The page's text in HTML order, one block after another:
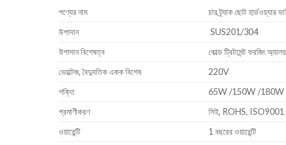
পণ্যের নাম
চার ট্র্যাক ছোট হার্ডওয়্যার
উপাদান
SUS201/304
উপাদান বিশেষত্ব
কোল্ড ট্রিটমেন্ট ফরজিং
ভোল্টেজ, বৈদ্যুতিক একক বিশেষ
220V
শক্তি
65W /150W /
প্রমাণীকরণ
সিই, ROHS, ISO9001
ওয়ারেন্টি
1 বছরের ওয়ারেন্টি